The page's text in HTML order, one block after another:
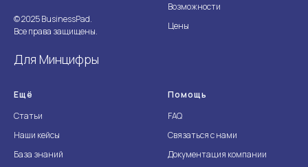
© 2025 BusinessPad.
Все права защищены.
Для Минцифры
Возможности
Цены
Ещё
Статьи
Наши кейсы
База знаний
Помощь
FAQ
Связаться с нами
Документация компании